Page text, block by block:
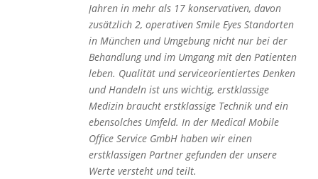
Jahren in mehr als 17 konservativen, davon
zusätzlich 2, operativen Smile Eyes Standorten
in München und Umgebung nicht nur bei der
Behandlung und im Umgang mit den Patienten
leben. Qualität und serviceorientiertes Denken
und Handeln ist uns wichtig, erstklassige
Medizin braucht erstklassige Technik und ein
ebensolches Umfeld. In der Medical Mobile
Office Service GmbH haben wir einen
erstklassigen Partner gefunden der unsere
Werte versteht und teilt.